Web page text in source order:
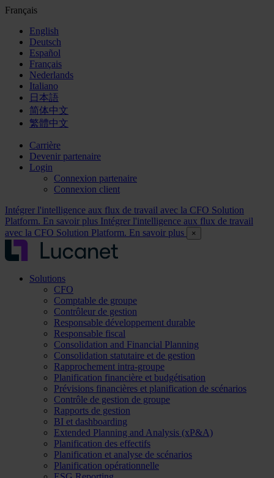
Français
English
Deutsch
Español
Français
Nederlands
Italiano
日本語
简体中文
繁體中文
Carrière
Devenir partenaire
Login
Connexion partenaire
Connexion client
Intégrer l'intelligence aux flux de travail avec la CFO Solution
Platform. En savoir plus Intégrer l'intelligence aux flux de travail
avec la CFO Solution Platform. En savoir plus
×
Solutions
CFO
Comptable de groupe
Contrôleur de gestion
Responsable développement durable
Responsable fiscal
Consolidation and Financial Planning
Consolidation statutaire et de gestion
Rapprochement intra-groupe
Planification financière et budgétisation
Prévisions financières et planification de scénarios
Contrôle de gestion de groupe
Rapports de gestion
BI et dashboarding
Extended Planning and Analysis (xP&A)
Planification des effectifs
Planification et analyse de scénarios
Planification opérationnelle